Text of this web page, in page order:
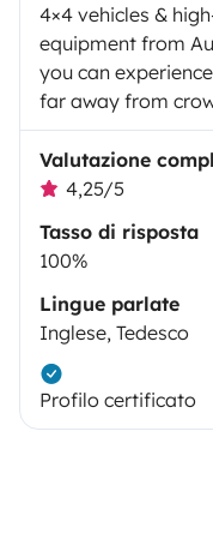
4×4 vehicles &
equipment from
you can
far away from
Valutazione
4,25/5
Tasso di risposta
100%
Lingue parlate
Inglese, Tedesco
Profilo certificato